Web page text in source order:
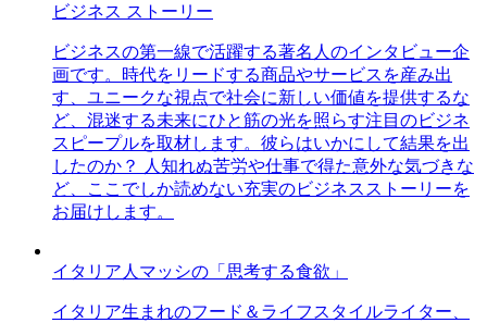
ビジネス ストーリー
ビジネスの第一線で活躍する著名人のインタビュー企
画です。時代をリードする商品やサービスを産み出
す、ユニークな視点で社会に新しい価値を提供するな
ど、混迷する未来にひと筋の光を照らす注目のビジネ
スピープルを取材します。彼らはいかにして結果を出
したのか？ 人知れぬ苦労や仕事で得た意外な気づきな
ど、ここでしか読めない充実のビジネスストーリーを
お届けします。
イタリア人マッシの「思考する食欲」
イタリア生まれのフード＆ライフスタイルライター、